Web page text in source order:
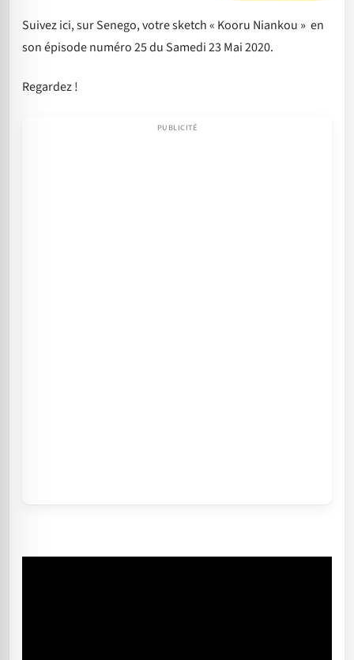
Suivez ici, sur Senego, votre sketch « Kooru Niankou » en
son épisode numéro 25 du Samedi 23 Mai 2020.
Regardez !